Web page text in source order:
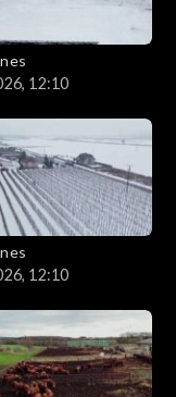
12:10
12:10